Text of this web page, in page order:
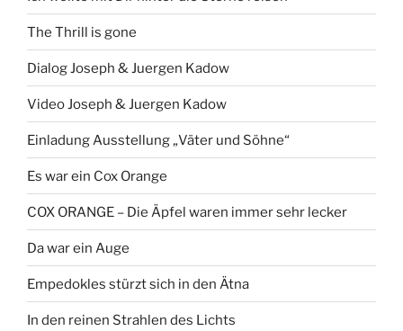
The Thrill is gone
Dialog Joseph & Juergen Kadow
Video Joseph & Juergen Kadow
Einladung Ausstellung „Väter und Söhne“
Es war ein Cox Orange
COX ORANGE – Die Äpfel waren immer sehr lecker
Da war ein Auge
Empedokles stürzt sich in den Ätna
In den reinen Strahlen des Lichts